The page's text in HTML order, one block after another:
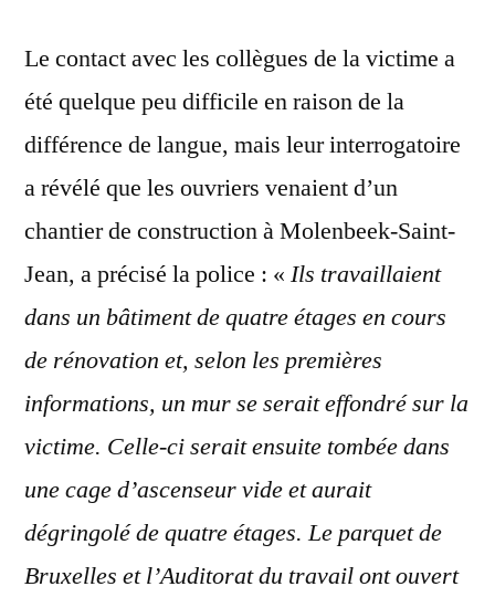
Le contact avec les collègues de la victime a
été quelque peu difficile en raison de la
différence de langue, mais leur interrogatoire
a révélé que les ouvriers venaient d’un
chantier de construction à Molenbeek-Saint-
Jean, a précisé la police : « Ils travaillaient
dans un bâtiment de quatre étages en cours
de rénovation et, selon les premières
informations, un mur se serait effondré sur la
victime. Celle-ci serait ensuite tombée dans
une cage d’ascenseur vide et aurait
dégringolé de quatre étages. Le parquet de
Bruxelles et l’Auditorat du travail ont ouvert